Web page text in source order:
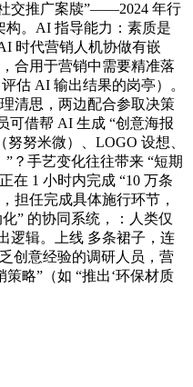
交推广案牍”——2024 年行
构。AI 指导能力：素质是
时代营销人机协做有嵌
合用于营销中需要精准落
估 AI 输出结果的岗亭）。
清思，两边配合参取决策
可借帮 AI 生成 “创意海报
努米微）、LOGO 设想、
？手艺变化往往带来 “短期
在 1 小时内完成 “10 万条
担任完成具体施行环节，
” 的协同系统，：人类仅
逻辑。上线 多条裙子，连
创意经验的调研人员，营
略”（如 “推出‘环保材质